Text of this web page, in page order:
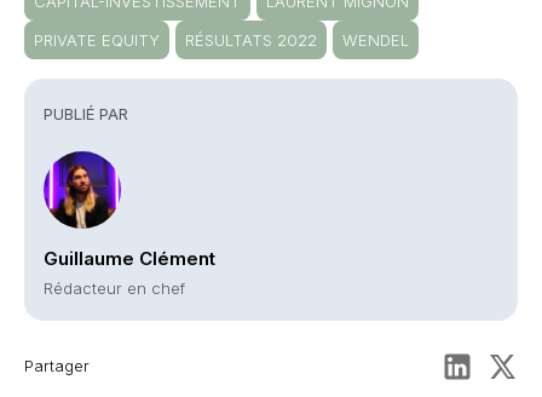
PUBLIÉ PAR
Guillaume Clément
Rédacteur en chef
Partager
PRIVATE EQUITY
RÉSULTATS 2022 WENDEL